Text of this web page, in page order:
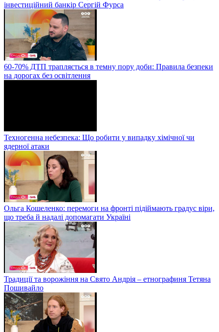
інвестиційний банкір Сергій Фурса
60-70% ДТП трапляється в темну пору доби: Правила безпеки
на дорогах без освітлення
Техногенна небезпека: Що робити у випадку хімічної чи
ядерної атаки
Ольга Кошеленко: перемоги на фронті підіймають градус віри,
що треба й надалі допомагати Україні
Традиції та ворожіння на Свято Андрія – етнографиня Тетяна
Пошивайло